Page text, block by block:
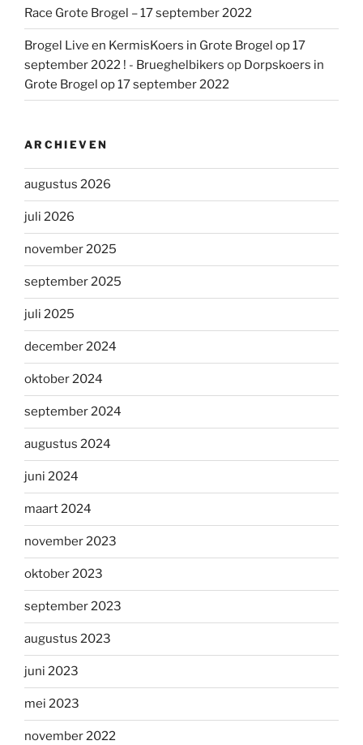
Race Grote Brogel – 17 september 2022
Brogel Live en KermisKoers in Grote Brogel op 17
september 2022 ! - Brueghelbikers op Dorpskoers in
Grote Brogel op 17 september 2022
ARCHIEVEN
augustus 2026
juli 2026
november 2025
september 2025
juli 2025
december 2024
oktober 2024
september 2024
augustus 2024
juni 2024
maart 2024
november 2023
oktober 2023
september 2023
augustus 2023
juni 2023
mei 2023
november 2022